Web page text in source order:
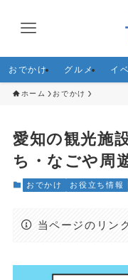
おでかけ グルメ イ
ホーム おでかけ
愛知の観光施
ち・なごや周
おでかけ お役立ち情報
当ページのリン